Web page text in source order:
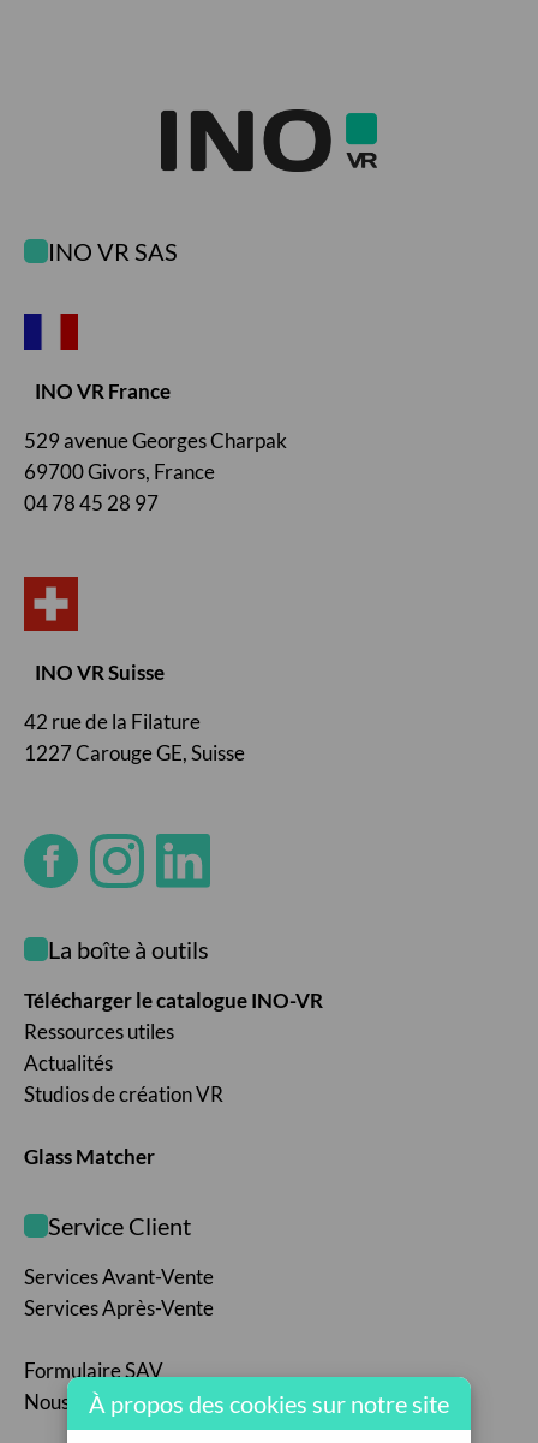
INO VR SAS
INO VR France
529 avenue Georges Charpak
69700 Givors, France
04 78 45 28 97
INO VR Suisse
42 rue de la Filature
1227 Carouge GE, Suisse
La boîte à outils
Télécharger le catalogue INO-VR
Ressources utiles
Actualités
Studios de création VR
Glass Matcher
Service Client
Services Avant-Vente
Services Après-Vente
Formulaire SAV
Nous contacter
À propos des cookies sur notre site